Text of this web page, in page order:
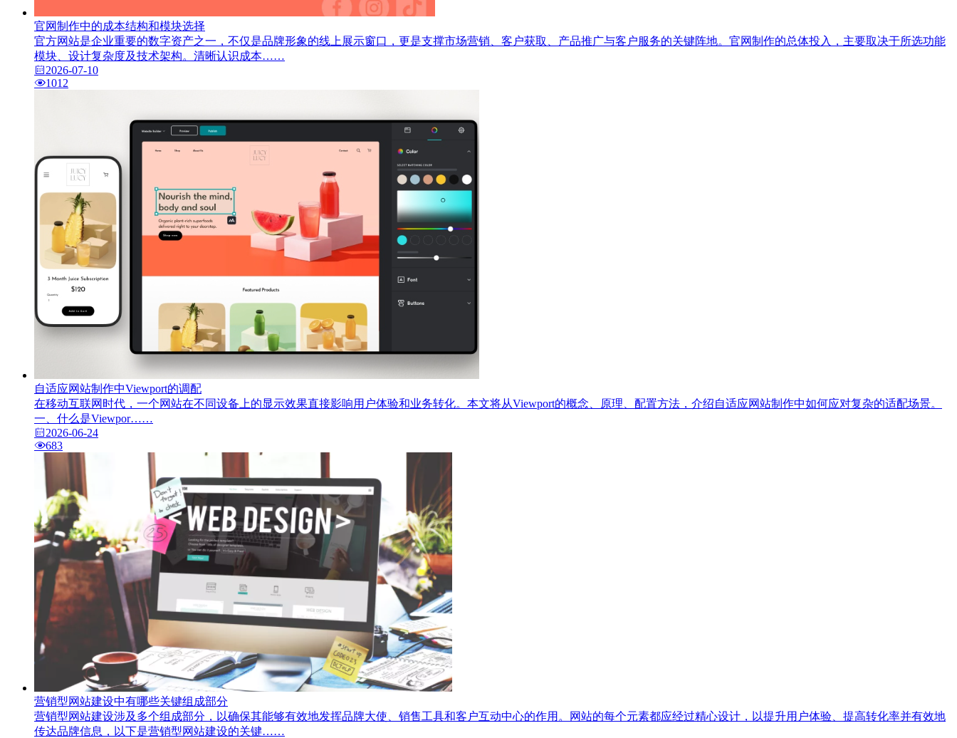
官网制作中的成本结构和模块选择
官方网站是企业重要的数字资产之一，不仅是品牌形象的线上展示窗口，更是支撑市场营销、客户获取、产品推广与客户服务的关键阵地。官网制作的总体投入，主要取决于所选功能
模块、设计复杂度及技术架构。清晰认识成本……
2026-07-10
1012
自适应网站制作中Viewport的调配
在移动互联网时代，一个网站在不同设备上的显示效果直接影响用户体验和业务转化。本文将从Viewport的概念、原理、配置方法，介绍自适应网站制作中如何应对复杂的适配场景。
一、什么是Viewpor……
2026-06-24
683
营销型网站建设中有哪些关键组成部分
营销型网站建设涉及多个组成部分，以确保其能够有效地发挥品牌大使、销售工具和客户互动中心的作用。网站的每个元素都应经过精心设计，以提升用户体验、提高转化率并有效地
传达品牌信息，以下是营销型网站建设的关键……